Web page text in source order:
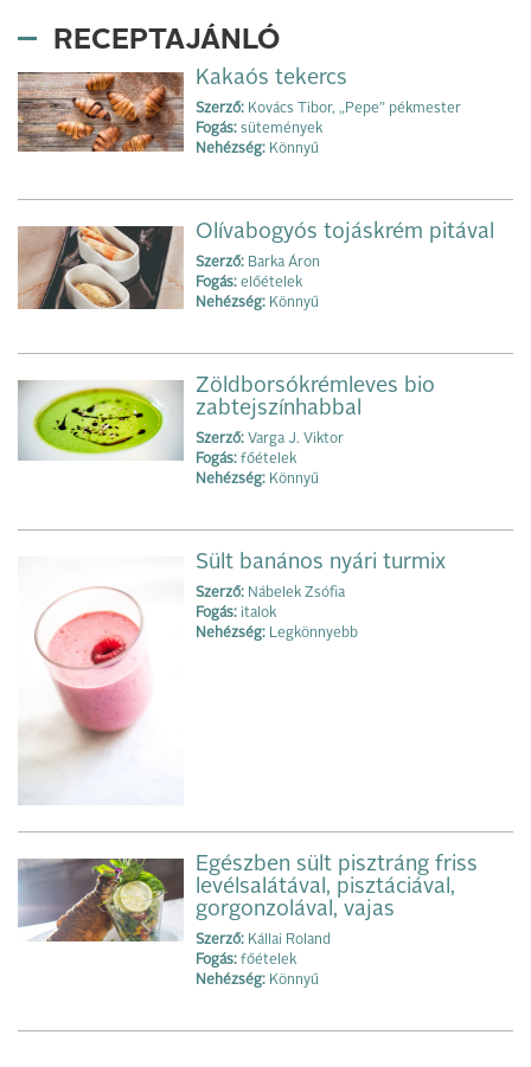
RECEPTAJÁNLÓ
Kakaós tekercs
Szerző: Kovács Tibor, „Pepe” pékmester
Fogás: sütemények
Nehézség: Könnyű
Olívabogyós tojáskrém pitával
Szerző: Barka Áron
Fogás: előételek
Nehézség: Könnyű
Zöldborsókrémleves bio
zabtejszínhabbal
Szerző: Varga J. Viktor
Fogás: főételek
Nehézség: Könnyű
Sült banános nyári turmix
Szerző: Nábelek Zsófia
Fogás: italok
Nehézség: Legkönnyebb
Egészben sült pisztráng friss
levélsalátával, pisztáciával,
gorgonzolával, vajas
Szerző: Kállai Roland
Fogás: főételek
Nehézség: Könnyű